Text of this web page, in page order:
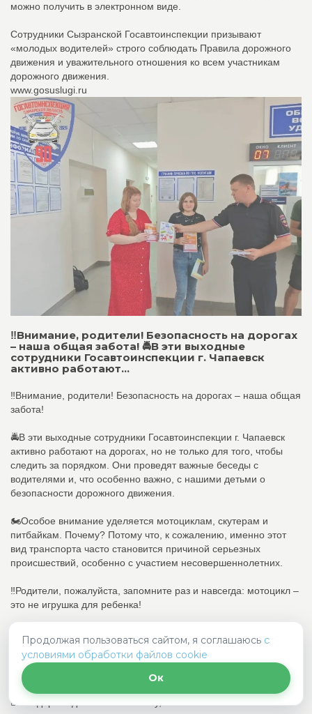
можно получить в электронном виде.
Сотрудники Сызранской Госавтоинспекции призывают
«молодых водителей» строго соблюдать Правила дорожного
движения и уважительного отношения ко всем участникам
дорожного движения.
www.gosuslugi.ru
‼️Внимание, родители! Безопасность на дорогах
– наша общая забота! 🚔В эти выходные
сотрудники Госавтоинспекции г. Чапаевск
активно работают...
‼️Внимание, родители! Безопасность на дорогах – наша общая
забота!
🚔В эти выходные сотрудники Госавтоинспекции г. Чапаевск
активно работают на дорогах, но не только для того, чтобы
следить за порядком. Они проведят важные беседы с
водителями и, что особенно важно, с нашими детьми о
безопасности дорожного движения.
🏍️Особое внимание уделяется мотоциклам, скутерам и
питбайкам. Почему? Потому что, к сожалению, именно этот
вид транспорта часто становится причиной серьезных
происшествий, особенно с участием несовершеннолетних.
‼️Родители, пожалуйста, запомните раз и навсегда: мотоцикл –
это не игрушка для ребенка!
двухколесном друге, и родители хотят порадовать своих чад.
Но прежде чем сделать такой подарок, задумайтесь о
последствиях.
👮‍♂️Не дарите детям мототехнику, если они:
Продолжая пользоваться сайтом, я соглашаюсь с
условиями обработки файлов cookie
Ок